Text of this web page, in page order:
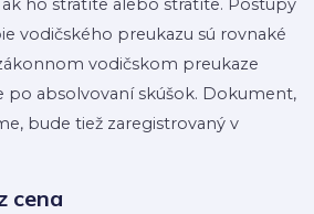
ho stratíte alebo stratíte. Postupy
vodičského preukazu sú rovnaké
vodičskom preukaze
po absolvovaní skúšok. Dokument,
bude tiež zaregistrovaný v
cena